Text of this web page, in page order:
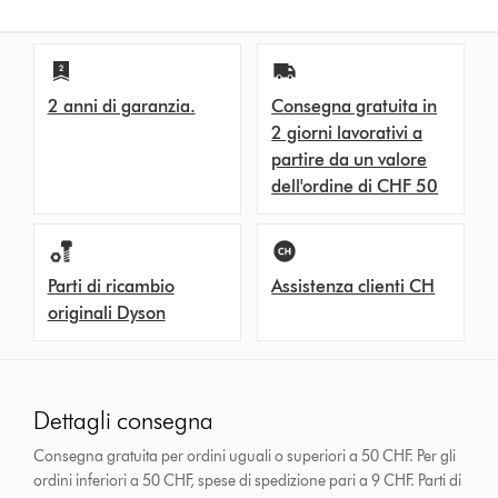
2 anni di garanzia.
Consegna gratuita in
2 giorni lavorativi a
partire da un valore
dell'ordine di CHF 50
Parti di ricambio
originali Dyson
Assistenza clienti CH
Dettagli consegna
Consegna gratuita per ordini uguali o superiori a 50 CHF. Per gli
ordini inferiori a 50 CHF, spese di spedizione pari a 9 CHF. Parti di